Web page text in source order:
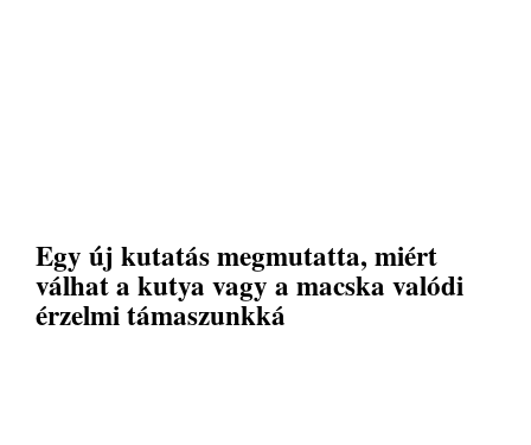
Egy új kutatás megmutatta, miért
válhat a kutya vagy a macska valódi
érzelmi támaszunkká